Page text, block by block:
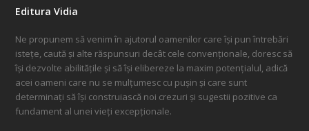
Editura Vidia
Ne propunem să venim în ajutorul oamenilor care își pun întrebări
istețe, caută și alte răspunsuri decât cele convenționale, doresc să
își dezvolte abilitățile și să își elibereze la maxim potențialul, adică
acei oameni care nu se mulțumesc cu pușin și care sunt
determinați să își construiască noi crezuri și sugestii pozitive ca
fundament al unei vieți excepționale.